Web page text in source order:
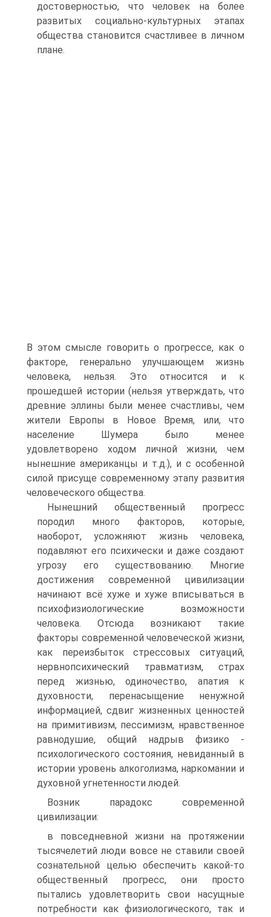
достоверностью, что человек на более
развитых социально-культурных этапах
общества становится счастливее в личном
плане.
В этом смысле говорить о прогрессе, как о
факторе, генерально улучшающем жизнь
человека, нельзя. Это относится и к
прошедшей истории (нельзя утверждать, что
древние эллины были менее счастливы, чем
жители Европы в Новое Время, или, что
население Шумера было менее
удовлетворено ходом личной жизни, чем
нынешние американцы и т.д.), и с особенной
силой присуще современному этапу развития
человеческого общества.
Нынешний общественный прогресс
породил много факторов, которые,
наоборот, усложняют жизнь человека,
подавляют его психически и даже создают
угрозу его существованию. Многие
достижения современной цивилизации
начинают всё хуже и хуже вписываться в
психофизиологические возможности
человека. Отсюда возникают такие
факторы современной человеческой жизни,
как переизбыток стрессовых ситуаций,
нервнопсихический травматизм, страх
перед жизнью, одиночество, апатия к
духовности, перенасыщение ненужной
информацией, сдвиг жизненных ценностей
на примитивизм, пессимизм, нравственное
равнодушие, общий надрыв физико -
психологического состояния, невиданный в
истории уровень алкоголизма, наркомании и
духовной угнетенности людей.
Возник парадокс современной
цивилизации:
в повседневной жизни на протяжении
тысячелетий люди вовсе не ставили своей
сознательной целью обеспечить какой-то
общественный прогресс, они просто
пытались удовлетворить свои насущные
потребности как физиологического, так и